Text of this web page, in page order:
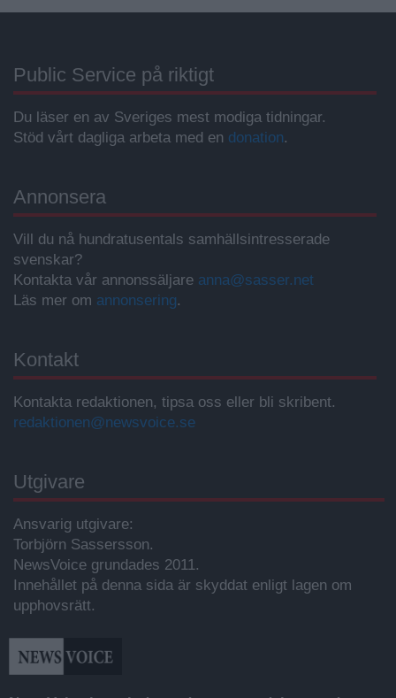
Public Service på riktigt
Du läser en av Sveriges mest modiga tidningar.
Stöd vårt dagliga arbeta med en donation.
Annonsera
Vill du nå hundratusentals samhällsintresserade
svenskar?
Kontakta vår annonssäljare anna@sasser.net
Läs mer om annonsering.
Kontakt
Kontakta redaktionen, tipsa oss eller bli skribent.
redaktionen@newsvoice.se
Utgivare
Ansvarig utgivare:
Torbjörn Sassersson.
NewsVoice grundades 2011.
Innehållet på denna sida är skyddat enligt lagen om
upphovsrätt.